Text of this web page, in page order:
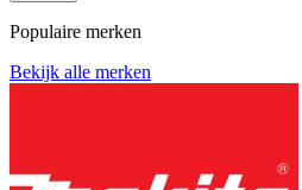
Populaire merken
Bekijk alle merken